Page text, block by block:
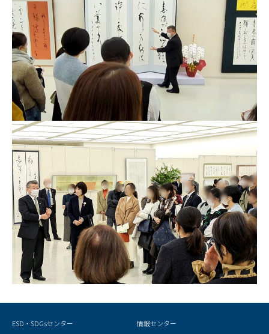
保健センター
AED設置状況
お問い合わせ窓口一覧
キャンパスマップ
サイトポリシー
サイトマップ
交通アクセス
同窓会
後援会
教員一覧
ESD・SDGsセンター
情報センター